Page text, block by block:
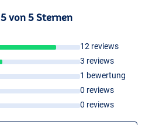
5 von 5 Sternen
12 reviews
3 reviews
1 bewertung
0 reviews
0 reviews